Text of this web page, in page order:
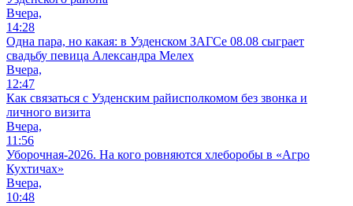
Вчера,
14:28
Одна пара, но какая: в Узденском ЗАГСе 08.08 сыграет
свадьбу певица Александра Мелех
Вчера,
12:47
Как связаться с Узденским райисполкомом без звонка и
личного визита
Вчера,
11:56
Уборочная-2026. На кого ровняются хлеборобы в «Агро
Кухтичах»
Вчера,
10:48